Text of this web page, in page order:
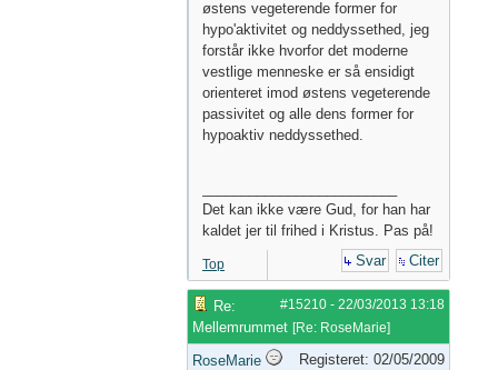
østens vegeterende former for
hypo'aktivitet og neddyssethed, jeg
forstår ikke hvorfor det moderne
vestlige menneske er så ensidigt
orienteret imod østens vegeterende
passivitet og alle dens former for
hypoaktiv neddyssethed.
Det kan ikke være Gud, for han har
kaldet jer til frihed i Kristus. Pas på!
Top Svar Citer
#15210 - 22/03/2013 13:18
Re:
Mellemrummet [Re: RoseMarie]
RoseMarie
Registeret: 02/05/2009